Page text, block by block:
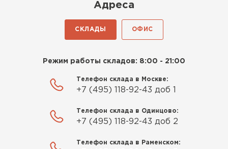
Адреса
СКЛАДЫ ОФИС
Режим работы складов: 8:00 - 21:00
Телефон склада в Москве:
+7 (495) 118-92-43 доб 1
Телефон склада в Одинцово:
+7 (495) 118-92-43 доб 2
Телефон склада в Раменском: